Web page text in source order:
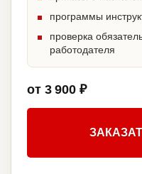
программы
проверка
работодателя
от 3 900 ₽